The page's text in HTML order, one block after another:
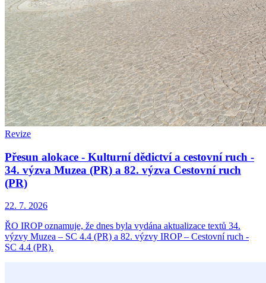
Revize
Přesun alokace - Kulturní dědictví a cestovní ruch -
34. výzva Muzea (PR) a 82. výzva Cestovní ruch
(PR)
22. 7. 2026
ŘO IROP oznamuje, že dnes byla vydána aktualizace textů 34.
výzvy Muzea – SC 4.4 (PR) a 82. výzvy IROP – Cestovní ruch -
SC 4.4 (PR).